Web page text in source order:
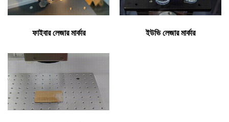
ফাইবার লেজার মার্কার ইউভি লেজার মার্কার